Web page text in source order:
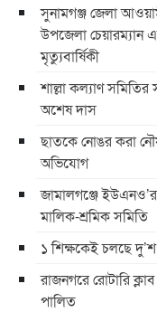
সুনামগঞ্জ জেলা
উপজেলা চেয়ারম্যান
মৃত্যুবার্ষিকী
শাল্লা কল্যাণ
অশেষ দাস
ছাতকে নোঙর করা
অভিযোগ
জামালগঞ্জে
মালিক-শ্রমিক সমিতি
১ শিক্ষকেই চলছে দু’শ
রাজনগরে রোটারি
পালিত